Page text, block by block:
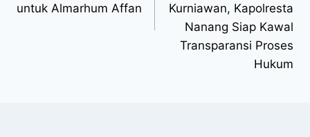
untuk Almarhum Affan
Kurniawan, Kapolresta
Nanang Siap Kawal
Transparansi Proses
Hukum